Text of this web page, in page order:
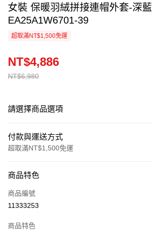
女裝 保暖羽絨拼接連帽外套-深藍
EA25A1W6701-39
超取滿NT$1,500免運
NT$6,980
NT$4,886
請選擇商品選項
付款與運送方式
超取滿NT$1,500免運
信用卡一次付款
超商取貨付款
商品特色
商品編號
11333253
商品特色